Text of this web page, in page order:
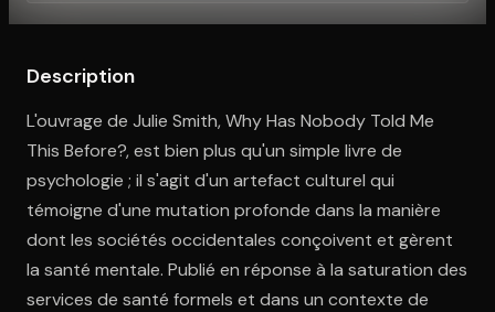
Description
L'ouvrage de Julie Smith, Why Has Nobody Told Me
This Before?, est bien plus qu'un simple livre de
psychologie ; il s'agit d'un artefact culturel qui
témoigne d'une mutation profonde dans la manière
dont les sociétés occidentales conçoivent et gèrent
la santé mentale. Publié en réponse à la saturation des
services de santé formels et dans un contexte de